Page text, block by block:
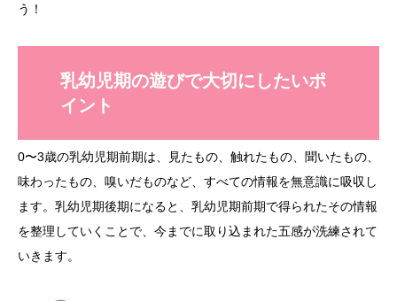
う！
乳幼児期の遊びで大切にしたいポ
イント
0〜3歳の乳幼児期前期は、見たもの、触れたもの、聞いたもの、
味わったもの、嗅いだものなど、すべての情報を無意識に吸収し
ます。乳幼児期後期になると、乳幼児期前期で得られたその情報
を整理していくことで、今までに取り込まれた五感が洗練されて
いきます。